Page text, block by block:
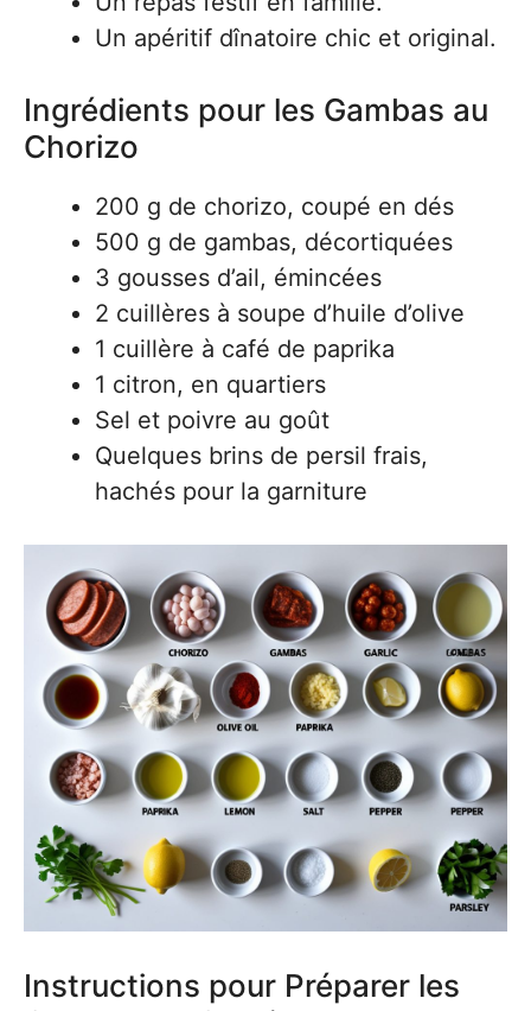
Un apéritif dînatoire chic et original.
Ingrédients pour les Gambas au
Chorizo
200 g de chorizo, coupé en dés
500 g de gambas, décortiquées
3 gousses d’ail, émincées
2 cuillères à soupe d’huile d’olive
1 cuillère à café de paprika
1 citron, en quartiers
Sel et poivre au goût
Quelques brins de persil frais,
hachés pour la garniture
Instructions pour Préparer les